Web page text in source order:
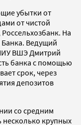
убытки от
от чистой
На
Банка. Ведущий
ВШЭ Дмитрий
банка с помощью
срок, через
депозитов
со средним
крупных